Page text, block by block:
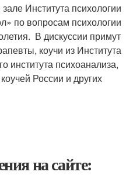
Института психологии
по вопросам психологии
В дискуссии примут
коучи из Института
института психоанализа,
России и других
на сайте: